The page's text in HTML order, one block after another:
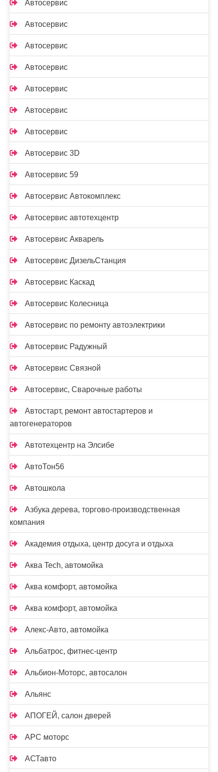
Автосервис
Автосервис
Автосервис
Автосервис
Автосервис
Автосервис
Автосервис
Автосервис 3D
Автосервис 59
Автосервис Автокомплекс
Автосервис автотехцентр
Автосервис Акварель
Автосервис ДизельСтанция
Автосервис Каскад
Автосервис Колесница
Автосервис по ремонту автоэлектрики
Автосервис Радужный
Автосервис Связной
Автосервис, Сварочные работы
Автостарт, ремонт автостартеров и
автогенераторов
Автотехцентр на Элсибе
АвтоТон56
Автошкола
Азбука дерева, торгово-производственная
компания
Академия отдыха, центр досуга и отдыха
Аква Tech, автомойка
Аква комфорт, автомойка
Аква комфорт, автомойка
Алекс-Авто, автомойка
Альбатрос, фитнес-центр
Альбион-Моторс, автосалон
Альянс
АПОГЕЙ, салон дверей
АРС моторс
АСТавто